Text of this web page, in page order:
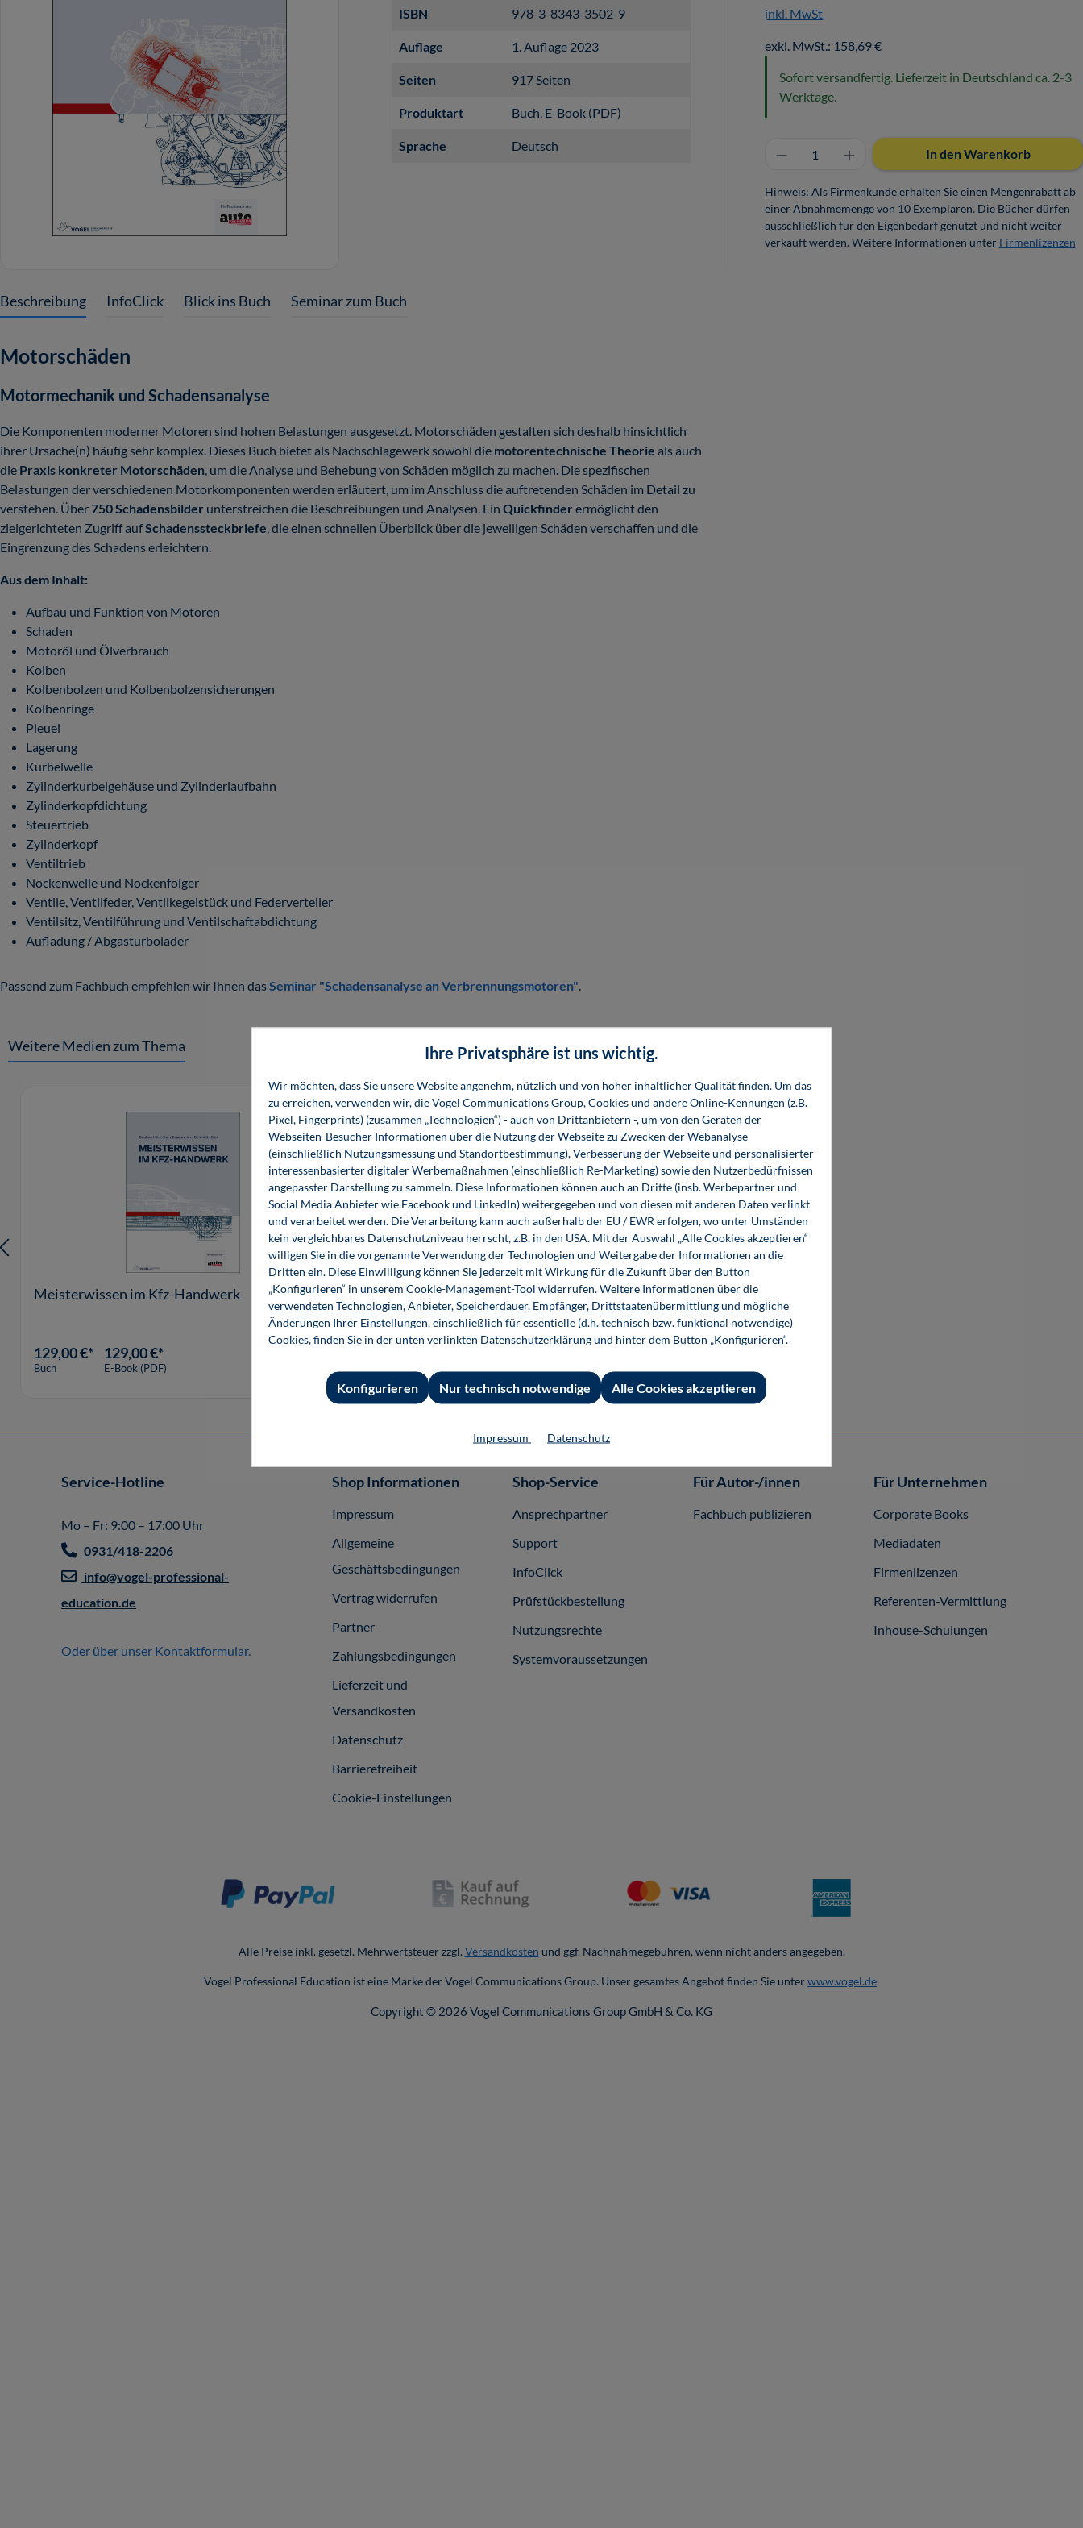
ISBN 978-3-8343-3502-9
Auflage 1. Auflage 2023
Seiten 917 Seiten
Produktart Buch, E-Book (PDF)
Sprache Deutsch
inkl. MwSt.
exkl. MwSt.: 158,69 €
Sofort versandfertig. Lieferzeit in Deutschland ca. 2-3
Werktage.
Produkt Anzahl: Gib denIn den Warenkorb
Hinweis: Als Firmenkunde erhalten Sie einen Mengenrabatt ab
einer Abnahmemenge von 10 Exemplaren. Die Bücher dürfen
ausschließlich für den Eigenbedarf genutzt und nicht weiter
verkauft werden. Weitere Informationen unter Firmenlizenzen
Beschreibung InfoClick Blick ins Buch Seminar zum Buch
Motorschäden
Motormechanik und Schadensanalyse
Die Komponenten moderner Motoren sind hohen Belastungen ausgesetzt. Motorschäden gestalten sich deshalb hinsichtlich
ihrer Ursache(n) häufig sehr komplex. Dieses Buch bietet als Nachschlagewerk sowohl die motorentechnische Theorie als auch
die Praxis konkreter Motorschäden, um die Analyse und Behebung von Schäden möglich zu machen. Die spezifischen
Belastungen der verschiedenen Motorkomponenten werden erläutert, um im Anschluss die auftretenden Schäden im Detail zu
verstehen. Über750 Schadensbilder unterstreichen die Beschreibungen und Analysen. Ein Quickfinder ermöglicht den
zielgerichteten Zugriff aufSchadenssteckbriefe, die einen schnellen Überblick über die jeweiligen Schäden verschaffen und die
Eingrenzung des Schadens erleichtern.
Aus dem Inhalt:
Aufbau und Funktion von Motoren
Schaden
Motoröl und Ölverbrauch
Kolben
Kolbenbolzen und Kolbenbolzensicherungen
Kolbenringe
Pleuel
Lagerung
Kurbelwelle
Zylinderkurbelgehäuse und Zylinderlaufbahn
Zylinderkopfdichtung
Steuertrieb
Zylinderkopf
Ventiltrieb
Nockenwelle und Nockenfolger
Ventile, Ventilfeder, Ventilkegelstück und Federverteiler
Ventilsitz, Ventilführung und Ventilschaftabdichtung
Aufladung / Abgasturbolader
Passend zum Fachbuch empfehlen wir Ihnen dasSeminar "Schadensanalyse an Verbrennungsmotoren".
Weitere Medien zum Thema
Meisterwissen im Kfz-Handwerk
129,00 €*
Buch
129,00 €*
E-Book (PDF)
Prüfungsfragen und Antworten für das
Kfz-Techniker-Handwerk
Buch E-Book (PDF)
Fahrwerkvermessung
Buch
Service-Hotline
Mo – Fr: 9:00 – 17:00 Uhr
0931/418-2206
info@vogel-professional-
education.de
Oder über unser Kontaktformular.
Shop Informationen
Impressum
Allgemeine
Geschäftsbedingungen
Vertrag widerrufen
Partner
Zahlungsbedingungen
Lieferzeit und
Versandkosten
Datenschutz
Barrierefreiheit
Cookie-Einstellungen
Shop-Service
Ansprechpartner
Support
InfoClick
Prüfstückbestellung
Nutzungsrechte
Systemvoraussetzungen
Für Autor-/innen
Fachbuch publizieren
Für Unternehmen
Corporate Books
Mediadaten
Firmenlizenzen
Referenten-Vermittlung
Inhouse-Schulungen
Alle Preise inkl. gesetzl. Mehrwertsteuer zzgl. Versandkosten und ggf. Nachnahmegebühren, wenn nicht anders angegeben.
Vogel Professional Education ist eine Marke der Vogel Communications Group. Unser gesamtes Angebot finden Sie unterwww.vogel.de.
Copyright © 2026 Vogel Communications Group GmbH & Co. KG
Ihre Privatsphäre ist uns wichtig.
Wir möchten, dass Sie unsere Website angenehm, nützlich und von hoher inhaltlicher Qualität finden. Um das
zu erreichen, verwenden wir, die Vogel Communications Group, Cookies und andere Online-Kennungen (z.B.
Pixel, Fingerprints) (zusammen „Technologien“) - auch von Drittanbietern -, um von den Geräten der
Webseiten-Besucher Informationen über die Nutzung der Webseite zu Zwecken der Webanalyse
(einschließlich Nutzungsmessung und Standortbestimmung), Verbesserung der Webseite und personalisierter
interessenbasierter digitaler Werbemaßnahmen (einschließlich Re-Marketing) sowie den Nutzerbedürfnissen
angepasster Darstellung zu sammeln. Diese Informationen können auch an Dritte (insb. Werbepartner und
Social Media Anbieter wie Facebook und LinkedIn) weitergegeben und von diesen mit anderen Daten verlinkt
und verarbeitet werden. Die Verarbeitung kann auch außerhalb der EU / EWR erfolgen, wo unter Umständen
kein vergleichbares Datenschutzniveau herrscht, z.B. in den USA. Mit der Auswahl „Alle Cookies akzeptieren“
willigen Sie in die vorgenannte Verwendung der Technologien und Weitergabe der Informationen an die
Dritten ein. Diese Einwilligung können Sie jederzeit mit Wirkung für die Zukunft über den Button
„Konfigurieren“ in unserem Cookie-Management-Tool widerrufen. Weitere Informationen über die
verwendeten Technologien, Anbieter, Speicherdauer, Empfänger, Drittstaatenübermittlung und mögliche
Änderungen Ihrer Einstellungen, einschließlich für essentielle (d.h. technisch bzw. funktional notwendige)
Cookies, finden Sie in der unten verlinkten Datenschutzerklärung und hinter dem Button „Konfigurieren“.
Nur technisch notwendige
Konfigurieren Alle Cookies akzeptieren
Impressum Datenschutz